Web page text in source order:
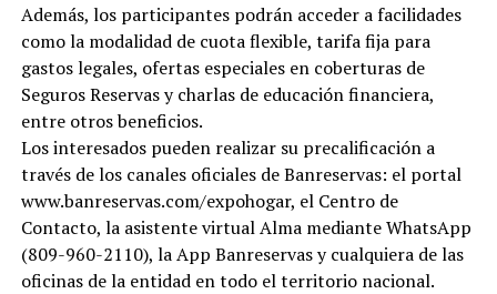
Además, los participantes podrán acceder a facilidades
como la modalidad de cuota flexible, tarifa fija para
gastos legales, ofertas especiales en coberturas de
Seguros Reservas y charlas de educación financiera,
entre otros beneficios.
Los interesados pueden realizar su precalificación a
través de los canales oficiales de Banreservas: el portal
www.banreservas.com/expohogar, el Centro de
Contacto, la asistente virtual Alma mediante WhatsApp
(809-960-2110), la App Banreservas y cualquiera de las
oficinas de la entidad en todo el territorio nacional.